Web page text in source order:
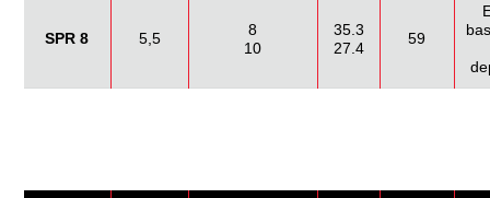
SPR 8 5,5
8
10
35.3
27.4
59